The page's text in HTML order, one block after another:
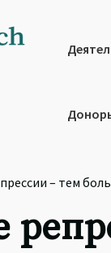
– тем